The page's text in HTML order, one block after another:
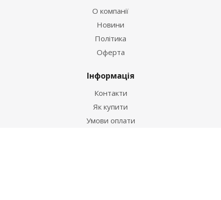
О компанії
Новини
Політика
Оферта
Інформація
Контакти
Як купити
Умови оплати